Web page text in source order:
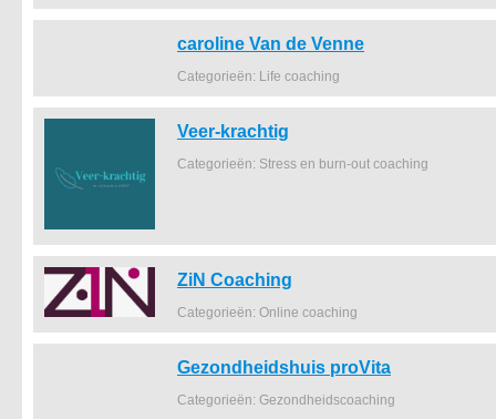
caroline Van de Venne
Categorieën: Life coaching
Veer-krachtig
Categorieën: Stress en burn-out coaching
ZiN Coaching
Categorieën: Online coaching
Gezondheidshuis proVita
Categorieën: Gezondheidscoaching